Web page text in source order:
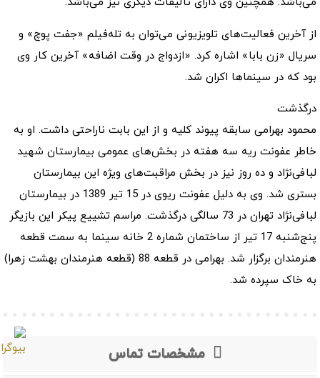
از آخرین فعالیت‌های تلویزیونی می‌توان به تله‌فیلم «جفت پوچ» و
سریال «زن بابا» اشاره کرد. «ازدواج در وقت اضافه» آخرین کار وی
بود که در سینماها اکران شد.
درگذشت
محمود بهرامی سابقه پیوند کلیه و از این بابت ناراحتی داشت. او به
خاطر عفونت ریه سه هفته در بخش‌های عمومی بیمارستان شهید
لبافی‌نژاد و ده روز نیز در بخش مراقبت‌های ویژه این بیمارستان
بستری شد. وی به دلیل عفونت ریوی در 15 تیر 1389 در بیمارستان
لبافی‌نژاد تهران در 73 سالگی درگذشت. مراسم تشییع پیکر این بازیگر
پنج‌شنبه 17 تیر از ساختمان شماره 2 خانه سینما به سمت قطعه
هنرمندان برگزار شد. بهرامی در قطعه 88 (قطعه هنرمندان بهشت زهرا)
به خاک سپرده شد.
مشخصات تماس